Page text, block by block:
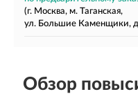
(г. Москва, м. Таганская,
ул. Большие Каменщики,
Обзор